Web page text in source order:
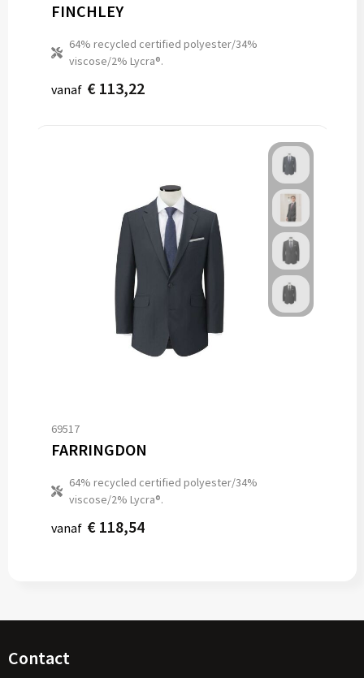
FINCHLEY
64% recycled certified polyester/34%
viscose/2% Lycra®.
vanaf € 113,22
69517
FARRINGDON
64% recycled certified polyester/34%
viscose/2% Lycra®.
vanaf € 118,54
Contact